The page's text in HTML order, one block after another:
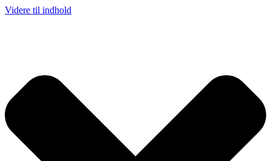
Videre til indhold